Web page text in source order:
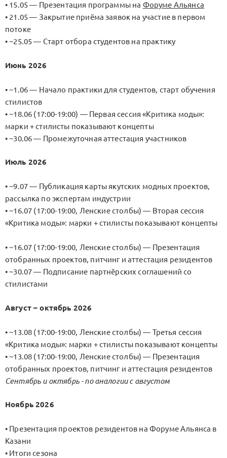
• 15.05 — Презентация программы на Форуме Альянса
• 21.05 — Закрытие приёма заявок на участие в первом
потоке
• ~25.05 — Старт отбора студентов на практику
Июнь 2026
• ~1.06 — Начало практики для студентов, старт обучения
стилистов
• ~18.06 (17:00-19:00) — Первая сессия «Критика моды»:
марки + стилисты показывают концепты
• ~30.06 — Промежуточная аттестация участников
Июль 2026
• ~9.07 — Публикация карты якутских модных проектов,
рассылка по экспертам индустрии
• ~16.07 (17:00-19:00, Ленские столбы) — Вторая сессия
«Критика моды»: марки + стилисты показывают концепты
• ~16.07 (17:00-19:00, Ленские столбы) — Презентация
отобранных проектов, питчинг и аттестация резидентов
• ~30.07 — Подписание партнёрских соглашений со
стилистами
Август – октябрь 2026
• ~13.08 (17:00-19:00, Ленские столбы) — Третья сессия
«Критика моды»: марки + стилисты показывают концепты
• ~13.08 (17:00-19:00, Ленские столбы) — Презентация
отобранных проектов, питчинг и аттестация резидентов
Сентябрь и октябрь - по аналогии с августом
Ноябрь 2026
• Презентация проектов резидентов на Форуме Альянса в
Казани
• Итоги сезона